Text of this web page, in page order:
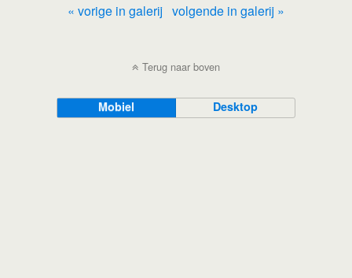
« vorige in galerij volgende in galerij »
Terug naar boven
Mobiel Desktop